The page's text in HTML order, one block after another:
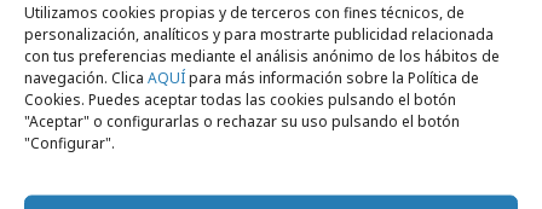
Utilizamos cookies propias y de terceros con fines técnicos, de
personalización, analíticos y para mostrarte publicidad relacionada
con tus preferencias mediante el análisis anónimo de los hábitos de
navegación. Clica AQUÍpara más información sobre la Política de
Cookies. Puedes aceptar todas las cookies pulsando el botón
"Aceptar" o configurarlas o rechazar su uso pulsando el botón
"Configurar".
viernes, 22 de mayo 2026
Agencias creativas: suben salarios y
mejora la satisfacción de empleados